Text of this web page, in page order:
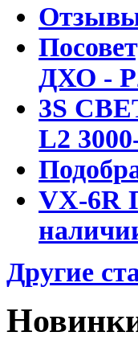
ДХО -
3S
L2
VX-
Другие